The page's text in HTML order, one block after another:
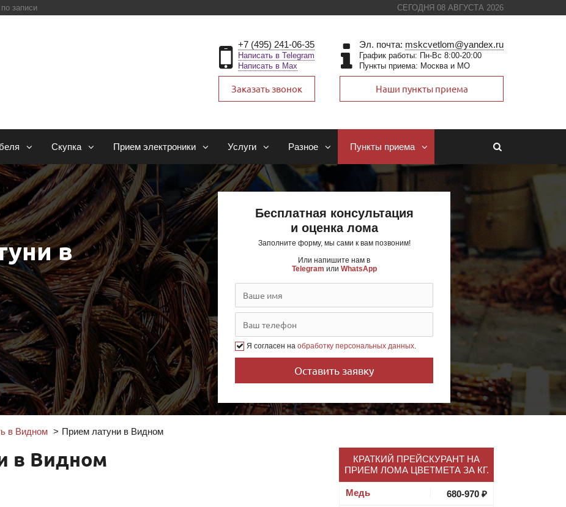
записи СЕГОДНЯ 08 АВГУСТА 2026
+7 (495) 241-06-35
Написать в Telegram
Написать в Max
Заказать звонок
Эл. почта: mskcvetlom@yandex.ru
График работы: Пн-Вс 8:00-20:00
Пункты приема: Москва и МО
Наши пункты приема
Скупка Прием электроники Услуги Разное Пункты приема
в
Бесплатная консультация
и оценка лома
Заполните форму, мы сами к вам позвоним!
Или напишите нам в
Telegram или WhatsApp
Я согласен на обработку персональных данных.
в Видном Прием латуни в Видном
в Видном
КРАТКИЙ ПРЕЙСКУРАНТ НА
ПРИЕМ ЛОМА ЦВЕТМЕТА ЗА КГ.
Медь 680-970 ₽